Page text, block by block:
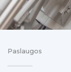
Paslaugos